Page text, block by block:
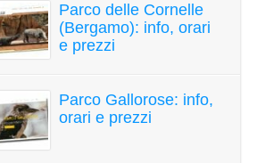
Parco delle Cornelle
(Bergamo): info, orari
e prezzi
Parco Gallorose: info,
orari e prezzi